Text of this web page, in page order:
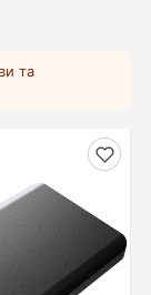
та